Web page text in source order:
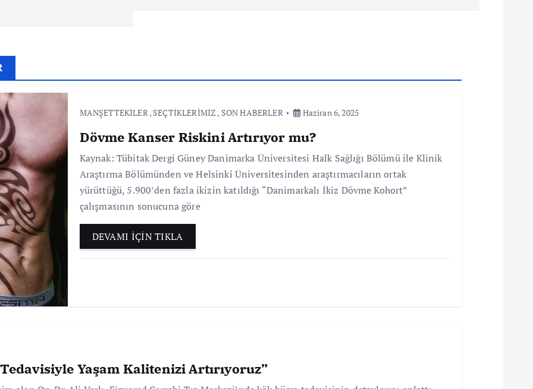
MANŞETTEKİLER , SEÇTİKLERİMİZ , SON HABERLER Haziran 6, 2025
Dövme Kanser Riskini Artırıyor mu?
Kaynak: Tübitak Dergi Güney Danimarka Üniversitesi Halk Sağlığı Bölümü ile Klinik
Araştırma Bölümünden ve Helsinki Üniversitesinden araştırmacıların ortak
yürüttüğü, 5.900’den fazla ikizin katıldığı “Danimarkalı İkiz Dövme Kohort”
çalışmasının sonucuna göre
DEVAMI İÇİN TIKLA
Yaşam Kalitenizi Artırıyoruz”